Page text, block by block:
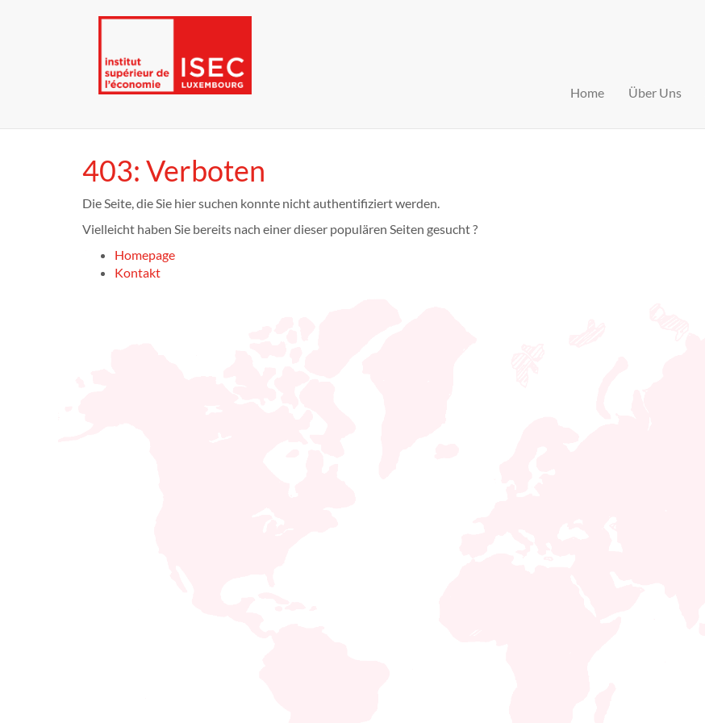
Home Über Uns
403: Verboten
Die Seite, die Sie hier suchen konnte nicht authentifiziert werden.
Vielleicht haben Sie bereits nach einer dieser populären Seiten gesucht ?
Homepage
Kontakt